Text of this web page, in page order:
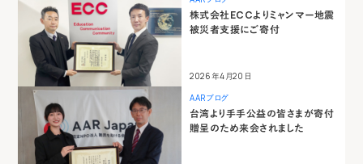
株式会社ECCよりミャンマー地震
被災者支援にご寄付
2026年4月20日
AARブログ
台湾より手手公益の皆さまが寄付
贈呈のため来会されました